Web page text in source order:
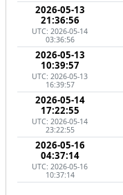
2026-05-13
21:36:56
UTC: 2026-05-14
03:36:56
2026-05-13
10:39:57
UTC: 2026-05-13
16:39:57
2026-05-14
17:22:55
UTC: 2026-05-14
23:22:55
2026-05-16
04:37:14
UTC: 2026-05-16
10:37:14